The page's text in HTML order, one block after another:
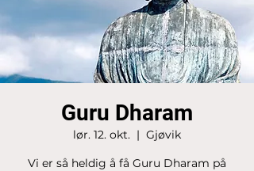
Guru Dharam
lør. 12. okt.
  |
Gjøvik
Vi er så heldig å få Guru Dharam på